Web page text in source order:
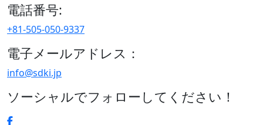
電話番号:
+81-505-050-9337
電子メールアドレス：
info@sdki.jp
ソーシャルでフォローしてください！